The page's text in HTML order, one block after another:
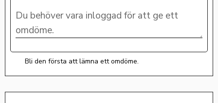
Bli den första att lämna ett omdöme.